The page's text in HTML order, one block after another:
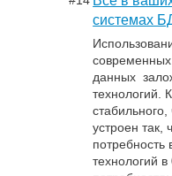
системах
данных
технологий.
устроен так,
потребность
технологий